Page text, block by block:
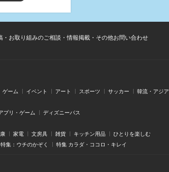
・お取り組みのご相談・情報掲載・その他お問い合わせ
ゲーム イベント アート スポーツ サッカー 韓流・アジア
プリ・ゲーム ディズニーパス
家電 文房具 雑貨 キッチン用品 ひとりを楽しむ
集：ウチのかぞく 特集 カラダ・ココロ・キレイ